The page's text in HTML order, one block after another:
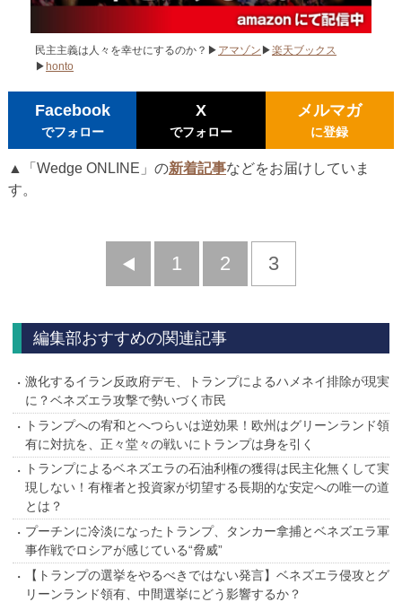
民主主義は人々を幸せにするのか？▶ アマゾン ▶楽天ブックス
▶honto
Facebook
でフォロー
X
でフォロー
メルマガ
に登録
▲「Wedge ONLINE」の新着記事などをお届けしていま
す。
前
1 2 3
編集部おすすめの関連記事
激化するイラン反政府デモ、トランプによるハメネイ排除が現実
に？ベネズエラ攻撃で勢いづく市民
トランプへの宥和とへつらいは逆効果！欧州はグリーンランド領
有に対抗を、正々堂々の戦いにトランプは身を引く
トランプによるベネズエラの石油利権の獲得は民主化無くして実
現しない！有権者と投資家が切望する長期的な安定への唯一の道
とは？
プーチンに冷淡になったトランプ、タンカー拿捕とベネズエラ軍
事作戦でロシアが感じている“脅威”
【トランプの選挙をやるべきではない発言】ベネズエラ侵攻とグ
リーンランド領有、中間選挙にどう影響するか？